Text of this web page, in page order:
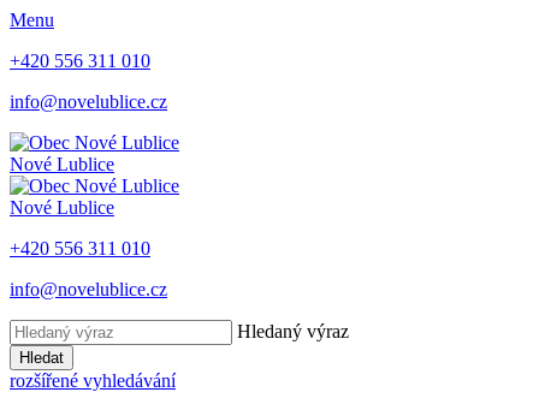
Menu
+420 556 311 010
info@novelublice.cz
Nové Lublice
Nové Lublice
+420 556 311 010
info@novelublice.cz
Hledaný výraz
Hledat
rozšířené vyhledávání